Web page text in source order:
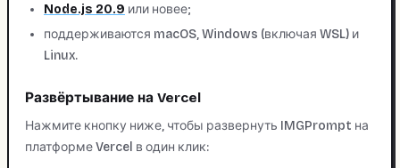
Node.js 20.9 или новее;
поддерживаются macOS, Windows (включая WSL) и
Linux.
Развёртывание на Vercel
Нажмите кнопку ниже, чтобы развернуть IMGPrompt на
платформе Vercel в один клик: